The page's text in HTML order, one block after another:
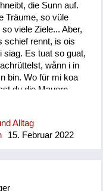
die Sunn auf.
Träume, so vüle
viele Ziele... Aber,
schief rennt, is ois
siag. Es tuat so guat,
wånn i in
bin. Wo für mi koa
du die Mauern
klar, gibst mir
mi wieder auf, und di
mal a Sicherung
i zwar net
Alltag
15. Februar 2022